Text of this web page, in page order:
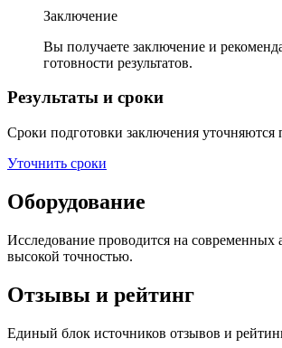
Заключение
Вы получаете заключение и
готовности результатов.
Результаты и сроки
Сроки подготовки заключения уточняются
Уточнить сроки
Оборудование
Исследование проводится на современных
высокой точностью.
Отзывы и рейтинг
Единый блок источников отзывов и